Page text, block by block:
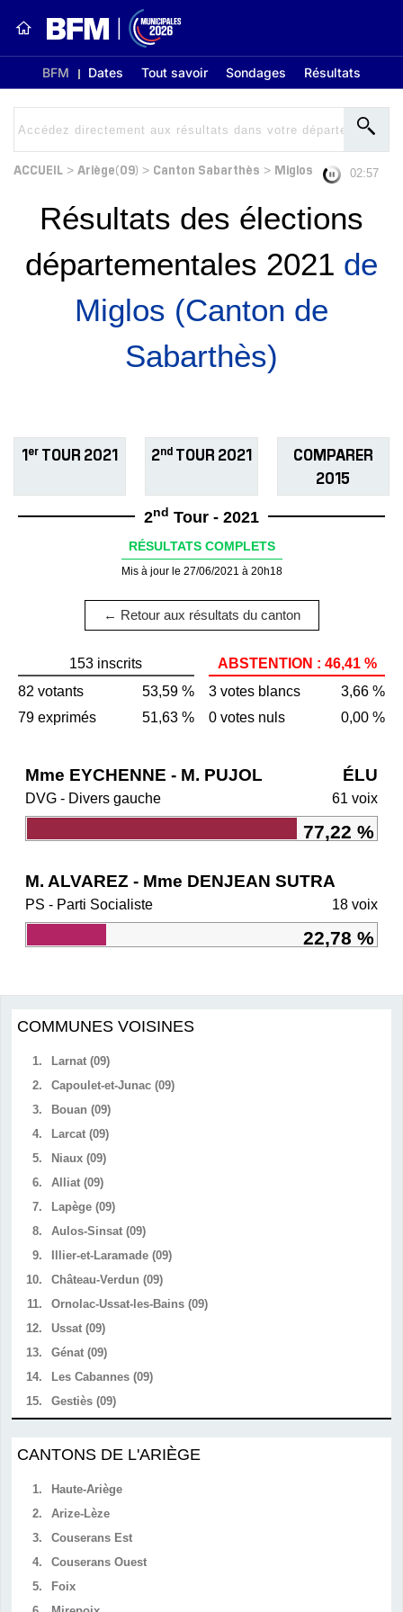
BFM Dates Tout savoir Sondages Résultats
ACCUEIL > Ariège(09) > Canton Sabarthès > Miglos 02:56
Résultats des élections
départementales 2021 de
Miglos (Canton de
Sabarthès)
1er TOUR 2021 2ndTOUR 2021
COMPARER
2015
2nd Tour - 2021
RÉSULTATS COMPLETS
Mis à jour le 27/06/2021 à 20h18
← Retour aux résultats du canton
153 inscrits
82 votants
53,59 %
79 exprimés
51,63 %
ABSTENTION : 46,41 %
3 votes blancs
3,66 %
0 votes nuls
0,00 %
Mme EYCHENNE - M. PUJOL ÉLU
DVG - Divers gauche 61 voix
77,22 %
M. ALVAREZ - Mme DENJEAN SUTRA
PS - Parti Socialiste 18 voix
22,78 %
COMMUNES VOISINES
1.
Larnat (09)
2.
Capoulet-et-Junac (09)
3.
Bouan (09)
4.
Larcat (09)
5.
Niaux (09)
6.
Alliat (09)
7.
Lapège (09)
8.
Aulos-Sinsat (09)
9.
Illier-et-Laramade (09)
10.
Château-Verdun (09)
11.
Ornolac-Ussat-les-Bains (09)
12.
Ussat (09)
13.
Génat (09)
14.
Les Cabannes (09)
15.
Gestiès (09)
CANTONS DE L'ARIÈGE
1.
Haute-Ariège
2.
Arize-Lèze
3.
Couserans Est
4.
Couserans Ouest
5.
Foix